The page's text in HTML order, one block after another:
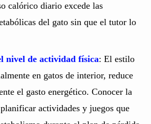
calórico diario excede las
del gato sin que el tutor lo
nivel de actividad física: El estilo
en gatos de interior, reduce
el gasto energético. Conocer la
actividades y juegos que